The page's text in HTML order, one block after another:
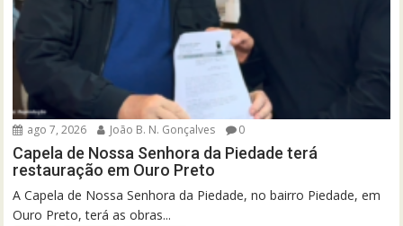
ago 7, 2026 João B. N. Gonçalves 0
Capela de Nossa Senhora da Piedade terá
restauração em Ouro Preto
A Capela de Nossa Senhora da Piedade, no bairro Piedade, em
Ouro Preto, terá as obras...